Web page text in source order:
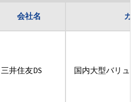
会社名
三井住友DS 国内大型バリュ